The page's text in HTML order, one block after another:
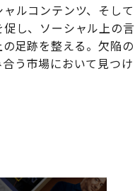
ルコンテンツ、そして
し、ソーシャル上の言
足跡を整える。欠陥の
う市場において見つけ